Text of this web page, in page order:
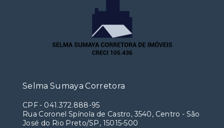
Selma Sumaya Corretora
CPF- 041.372.888-95
Rua Coronel Spínola de Castro, 3540, Centro - São
José do Rio Preto/SP, 15015-500